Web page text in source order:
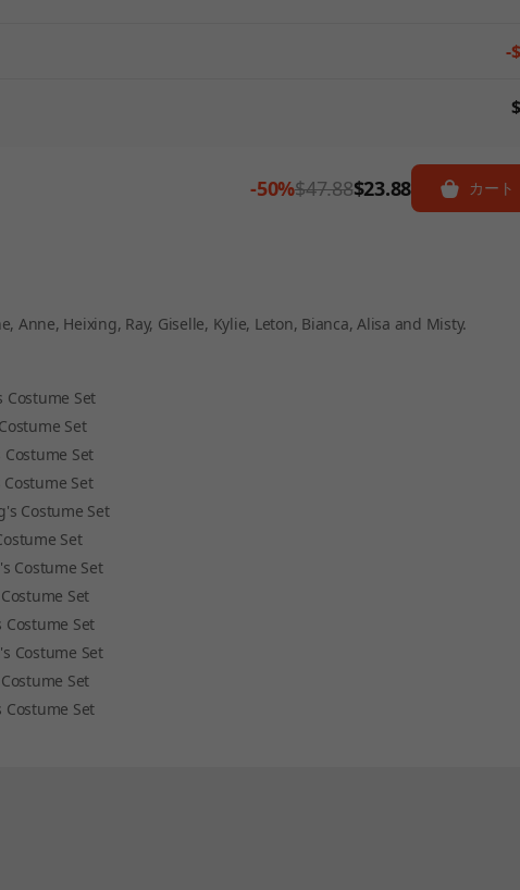
-
-50%$47.88$23.88 カート
Anne, Heixing, Ray, Giselle, Kylie, Leton, Bianca, Alisa and Misty.
Costume Set
Set
Costume Set
Costume Set
Costume Set
Set
Costume Set
Set
Costume Set
Costume Set
Set
Costume Set